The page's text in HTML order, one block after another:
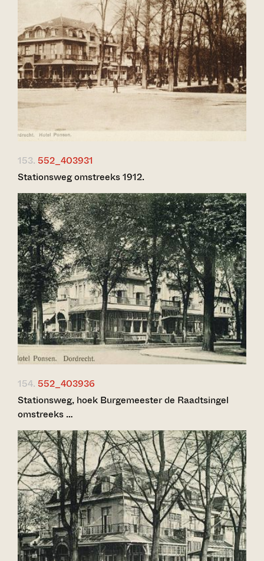
153. 552_403931
Stationsweg omstreeks 1912.
154. 552_403936
Stationsweg, hoek Burgemeester de Raadtsingel
omstreeks …